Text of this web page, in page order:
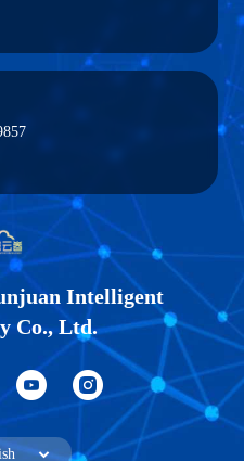
Intelligent
Co., Ltd.